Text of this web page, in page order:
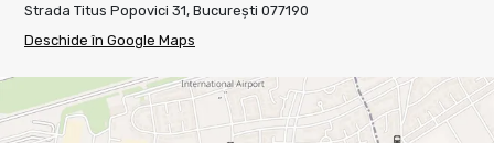
Strada Titus Popovici 31, București 077190
Deschide în Google Maps